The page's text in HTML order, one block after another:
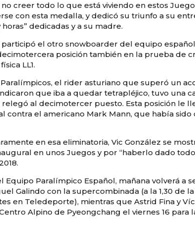
creer todo lo que está viviendo en estos
con esta medalla, y dedicó su triunfo a su
dedicadas y a su madre.
participó el otro snowboarder del equipo
posición también en la prueba de
LL1.
el rider asturiano que superó un
que iba a quedar tetrapléjico, tuvo una
al decimotercer puesto. Esta posición le
contra el americano Mark Mann, que había sido
en esa eliminatoria, Vic González se
en unos Juegos y por “haberlo dado
Equipo Paralímpico Español, mañana volverá a
Galindo con la supercombinada (a la 1,30 de la
en Teledeporte), mientras que Astrid Fina y
Alpino de Pyeongchang el viernes 16 para